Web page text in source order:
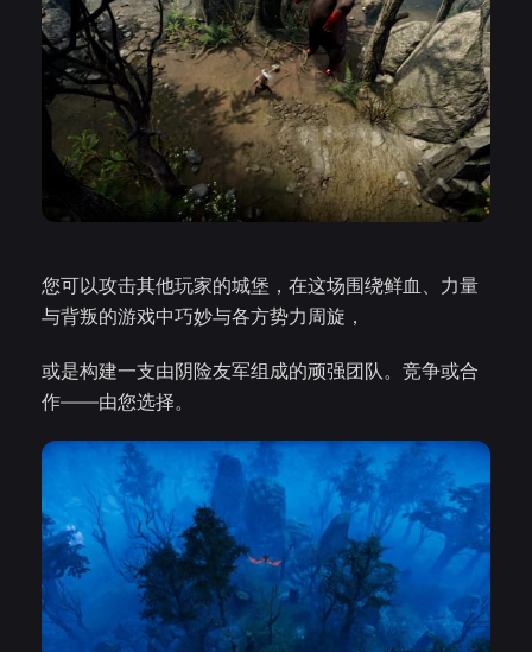
您可以攻击其他玩家的城堡，在这场围绕鲜血、力量
与背叛的游戏中巧妙与各方势力周旋，
或是构建一支由阴险友军组成的顽强团队。竞争或合
作——由您选择。